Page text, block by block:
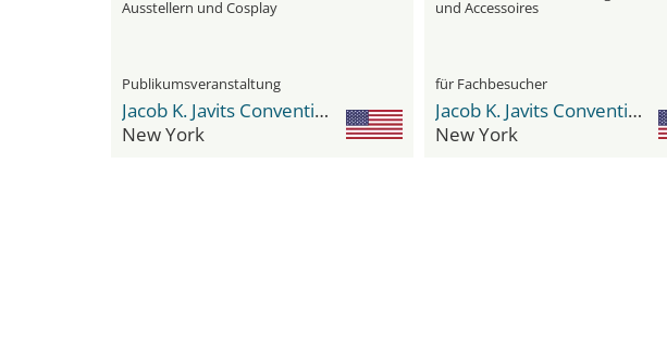
Ausstellern und Cosplay
Publikumsveranstaltung
Jacob K. Javits Convention Center
New York
und Accessoires
für Fachbesucher
Jacob K. Javits Convention Center
New York